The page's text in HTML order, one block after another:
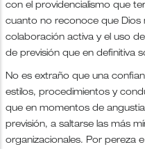
con el providencialismo que
cuanto no reconoce que Dios
colaboración activa y el uso
de previsión que en definitiva
No es extraño que una
estilos, procedimientos y
que en momentos de
previsión, a saltarse las más
organizacionales. Por pereza